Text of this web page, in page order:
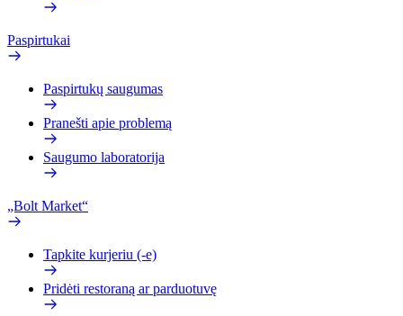
Paspirtukai
Paspirtukų saugumas
Pranešti apie problemą
Saugumo laboratorija
„Bolt Market“
Tapkite kurjeriu (-e)
Pridėti restoraną ar parduotuvę